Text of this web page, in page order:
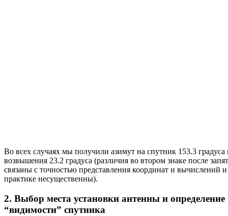
Во всех случаях мы получили азимут на спутник 153.3 градуса
возвышения 23.2 градуса (различия во втором знаке после
связаны с точностью представления координат и вычислений
практике несущественны).
2. Выбор места установки антенны и определение
“видимости” спутника